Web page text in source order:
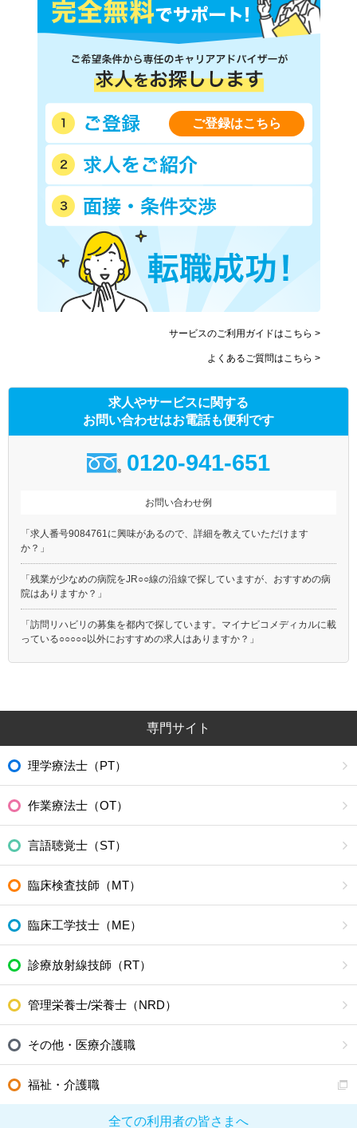
ご登録はこちら
サービスのご利用ガイドはこちら >
よくあるご質問はこちら >
求人やサービスに関する
お問い合わせはお電話も便利です
0120-941-651
お問い合わせ例
「求人番号9084761に興味があるので、詳細を教えていただけます
か？」
「残業が少なめの病院をJR○○線の沿線で探していますが、おすすめの病
院はありますか？」
「訪問リハビリの募集を都内で探しています。マイナビコメディカルに載
っている○○○○○以外におすすめの求人はありますか？」
専門サイト
理学療法士（PT）
作業療法士（OT）
言語聴覚士（ST）
臨床検査技師（MT）
臨床工学技士（ME）
診療放射線技師（RT）
管理栄養士/栄養士（NRD）
その他・医療介護職
福祉・介護職
全ての利用者の皆さまへ